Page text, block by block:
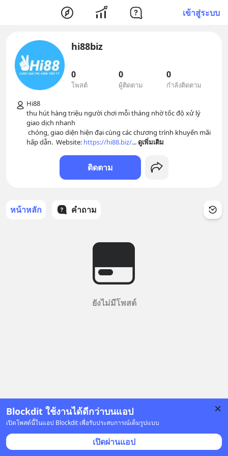
เข้าสู่ระบบ
Blockdit ใช้งานได้ดีกว่าบนแอป
เปิดโพสต์นี้ในแอป Blockdit เพื่อรับประสบการณ์เต็มรูปแบบ
เปิดผ่านแอป
hi88biz
0
โพสต์
0
ผู้ติดตาม
0
กำลังติดตาม
Hi88
thu hút hàng triệu người chơi mỗi tháng nhờ tốc độ xử lý
giao dịch nhanh
hấp dẫn.  Website: https://hi88.biz/... ดูเพิ่มเติม
ติดตาม
หน้าหลัก คำถาม
ยังไม่มีโพสต์